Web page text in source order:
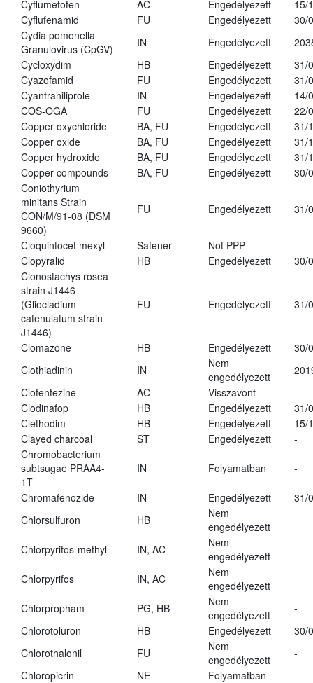
Cyflumetofen
AC Engedélyezett
15/
Cyflufenamid
FU Engedélyezett
30/
Cydia pomonella
Granulovirus (CpGV)
IN Engedélyezett
Cycloxydim
HB Engedélyezett
31/
Cyazofamid
FU Engedélyezett
31/
Cyantraniliprole
IN Engedélyezett
14/
COS-OGA
FU Engedélyezett
22/
Copper oxychloride
BA, FU Engedélyezett
31/
Copper oxide
BA, FU Engedélyezett
31/
Copper hydroxide
BA, FU Engedélyezett
31/
Copper compounds
BA, FU Engedélyezett
30/
Coniothyrium
minitans Strain
CON/M/91-08 (DSM
9660)
FU Engedélyezett 31/
Cloquintocet mexyl Safener Not PPP
-
Clopyralid
HB Engedélyezett
30/
Clonostachys rosea
strain J1446
(Gliocladium
catenulatum strain
J1446)
FU Engedélyezett 31/
Clomazone HB Engedélyezett
30/
Clothiadinin
IN
Nem
engedélyezett
Clofentezine
AC
Visszavont
Clodinafop
HB Engedélyezett
31/
Clethodim
HB Engedélyezett
15/
Clayed charcoal
ST Engedélyezett
-
Chromobacterium
subtsugae PRAA4-
1T
IN Folyamatban -
Chromafenozide IN Engedélyezett
31/
Chlorsulfuron
HB
Nem
engedélyezett
Chlorpyrifos-methyl
IN, AC
Nem
engedélyezett
Chlorpyrifos
IN, AC
Nem
engedélyezett
Chlorpropham
PG, HB
Nem
engedélyezett
-
Chlorotoluron
HB Engedélyezett
30/
Chlorothalonil
FU
Nem
engedélyezett
-
Chloropicrin
NE Folyamatban
-